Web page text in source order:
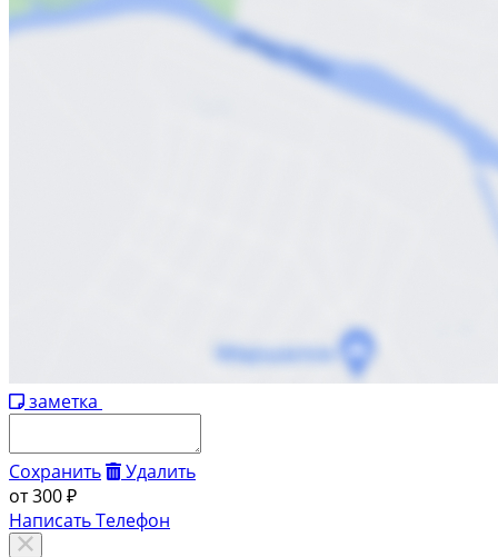
заметка
Сохранить
Удалить
от300 ₽
НаписатьТелефон